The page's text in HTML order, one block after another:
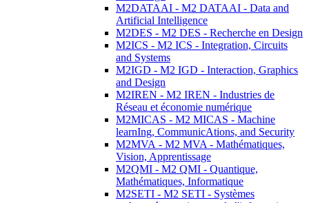
M2DATAAI - M2 DATAAI - Data and
Artificial Intelligence
M2DES - M2 DES - Recherche en Design
M2ICS - M2 ICS - Integration, Circuits
and Systems
M2IGD - M2 IGD - Interaction, Graphics
and Design
M2IREN - M2 IREN - Industries de
Réseau et économie numérique
M2MICAS - M2 MICAS - Machine
learnIng, CommunicAtions, and Security
M2MVA - M2 MVA - Mathématiques,
Vision, Apprentissage
M2QMI - M2 QMI - Quantique,
Mathématiques, Informatique
M2SETI - M2 SETI - Systèmes